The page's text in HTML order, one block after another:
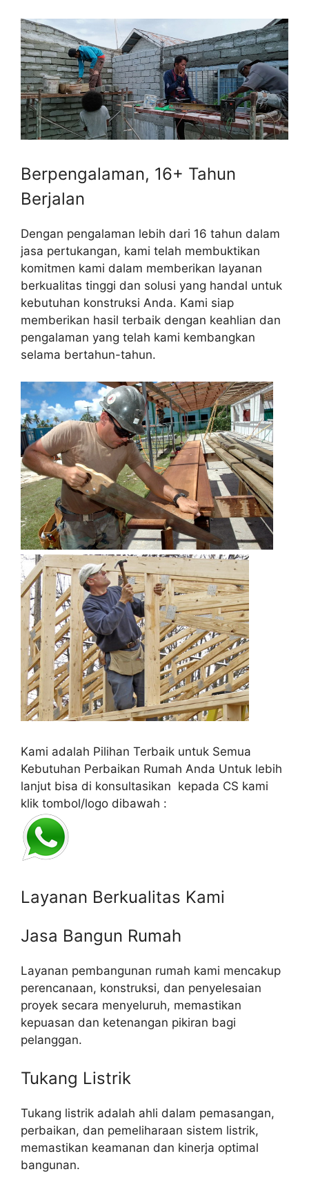
Berpengalaman, 16+ Tahun
Berjalan
Dengan pengalaman lebih dari 16 tahun dalam
jasa pertukangan, kami telah membuktikan
komitmen kami dalam memberikan layanan
berkualitas tinggi dan solusi yang handal untuk
kebutuhan konstruksi Anda. Kami siap
memberikan hasil terbaik dengan keahlian dan
pengalaman yang telah kami kembangkan
selama bertahun-tahun.
Kami adalah Pilihan Terbaik untuk Semua
Kebutuhan Perbaikan Rumah Anda Untuk lebih
lanjut bisa di konsultasikan kepada CS kami
klik tombol/logo dibawah :
Layanan Berkualitas Kami
Jasa Bangun Rumah
Layanan pembangunan rumah kami mencakup
perencanaan, konstruksi, dan penyelesaian
proyek secara menyeluruh, memastikan
kepuasan dan ketenangan pikiran bagi
pelanggan.
Tukang Listrik
Tukang listrik adalah ahli dalam pemasangan,
perbaikan, dan pemeliharaan sistem listrik,
memastikan keamanan dan kinerja optimal
bangunan.